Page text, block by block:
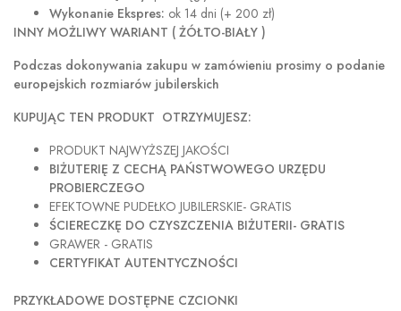
Wykonanie Ekspres: ok 14 dni (+ 200 zł)
INNY MOŻLIWY WARIANT ( ŻÓŁTO-BIAŁY )
Podczas dokonywania zakupu w zamówieniu prosimy o podanie
europejskich rozmiarów jubilerskich
KUPUJĄC TEN PRODUKT OTRZYMUJESZ:
PRODUKT NAJWYŻSZEJ JAKOŚCI
BIŻUTERIĘ Z CECHĄ PAŃSTWOWEGO URZĘDU
PROBIERCZEGO
EFEKTOWNE PUDEŁKO JUBILERSKIE- GRATIS
ŚCIERECZKĘ DO CZYSZCZENIA BIŻUTERII- GRATIS
GRAWER - GRATIS
CERTYFIKAT AUTENTYCZNOŚCI
PRZYKŁADOWE DOSTĘPNE CZCIONKI